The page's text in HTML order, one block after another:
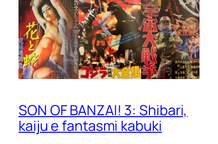
SON OF BANZAI! 3: Shibari,
kaiju e fantasmi kabuki